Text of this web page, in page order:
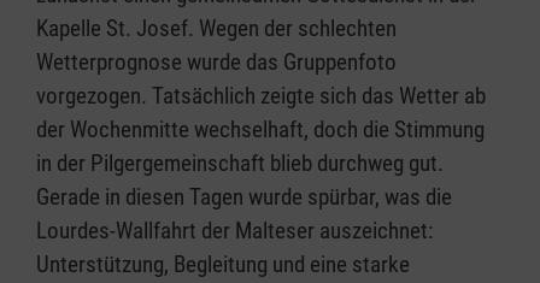
Kapelle St. Josef. Wegen der schlechten
Wetterprognose wurde das Gruppenfoto
vorgezogen. Tatsächlich zeigte sich das Wetter ab
der Wochenmitte wechselhaft, doch die Stimmung
in der Pilgergemeinschaft blieb durchweg gut.
Gerade in diesen Tagen wurde spürbar, was die
Lourdes-Wallfahrt der Malteser auszeichnet:
Unterstützung, Begleitung und eine starke